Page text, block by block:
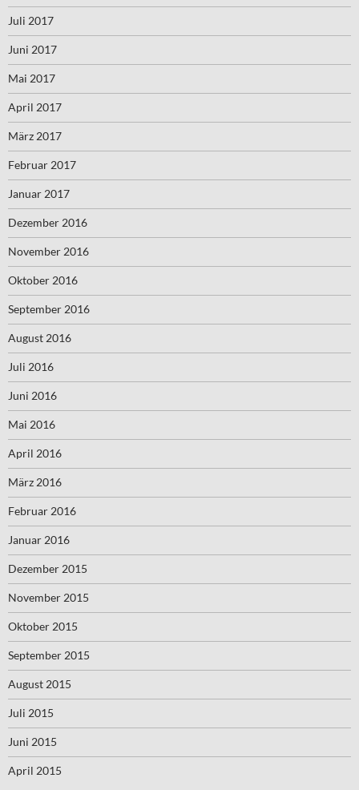
Juli 2017
Juni 2017
Mai 2017
April 2017
März 2017
Februar 2017
Januar 2017
Dezember 2016
November 2016
Oktober 2016
September 2016
August 2016
Juli 2016
Juni 2016
Mai 2016
April 2016
März 2016
Februar 2016
Januar 2016
Dezember 2015
November 2015
Oktober 2015
September 2015
August 2015
Juli 2015
Juni 2015
April 2015